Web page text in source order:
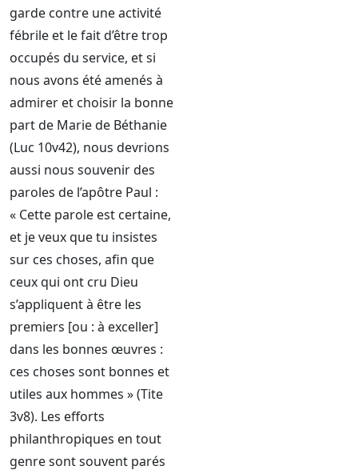
garde contre une activité
fébrile et le fait d’être trop
occupés du service, et si
nous avons été amenés à
admirer et choisir la bonne
part de Marie de Béthanie
(Luc 10v42), nous devrions
aussi nous souvenir des
paroles de l’apôtre Paul :
« Cette parole est certaine,
et je veux que tu insistes
sur ces choses, afin que
ceux qui ont cru Dieu
s’appliquent à être les
premiers [ou : à exceller]
dans les bonnes œuvres :
ces choses sont bonnes et
utiles aux hommes » (Tite
3v8). Les efforts
philanthropiques en tout
genre sont souvent parés